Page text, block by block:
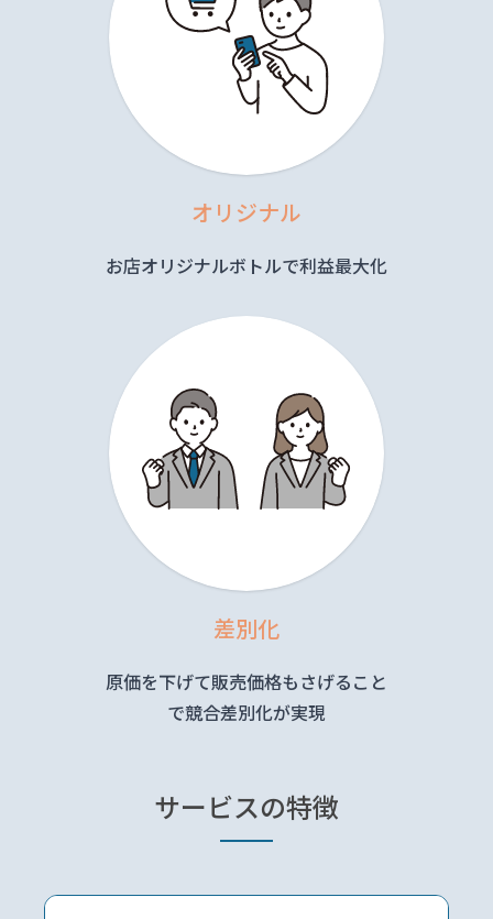
オリジナル
お店オリジナルボトルで利益最大化
差別化
原価を下げて販売価格もさげること
で競合差別化が実現
サービスの特徴